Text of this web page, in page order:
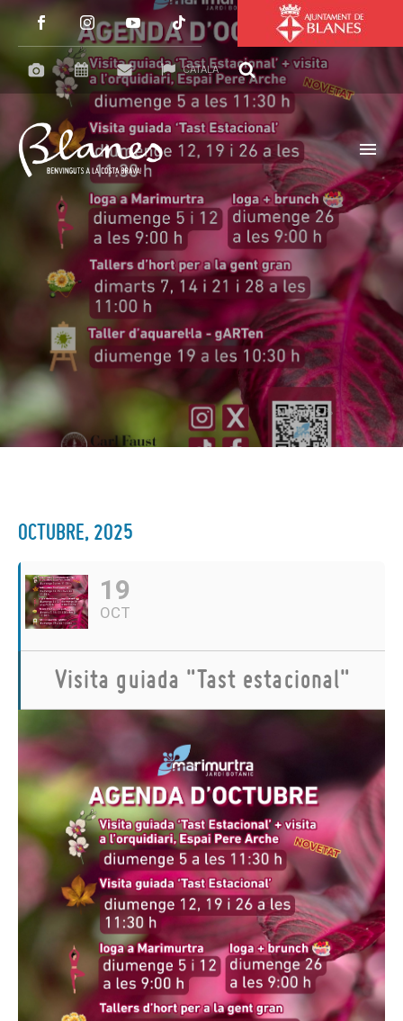
CATALÀ
OCTUBRE, 2025
19
OCT
Visita guiada "Tast estacional"